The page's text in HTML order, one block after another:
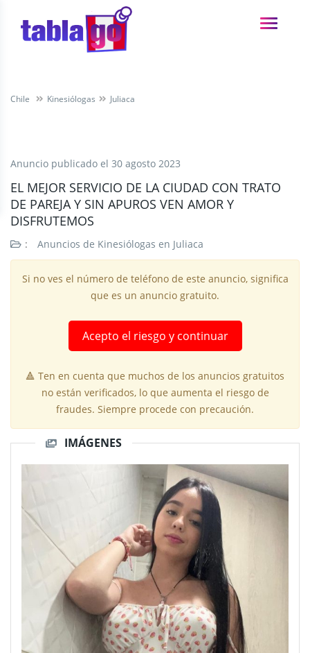
Chile Kinesiólogas Juliaca
Anuncio publicado el 30 agosto 2023
EL MEJOR SERVICIO DE LA CIUDAD CON TRATO
DE PAREJA Y SIN APUROS VEN AMOR Y
DISFRUTEMOS
: Anuncios de Kinesiólogas en Juliaca
Si no ves el número de teléfono de este anuncio, significa
que es un anuncio gratuito.
Acepto el riesgo y continuar
🔺 Ten en cuenta que muchos de los anuncios gratuitos
no están verificados, lo que aumenta el riesgo de
fraudes. Siempre procede con precaución.
IMÁGENES